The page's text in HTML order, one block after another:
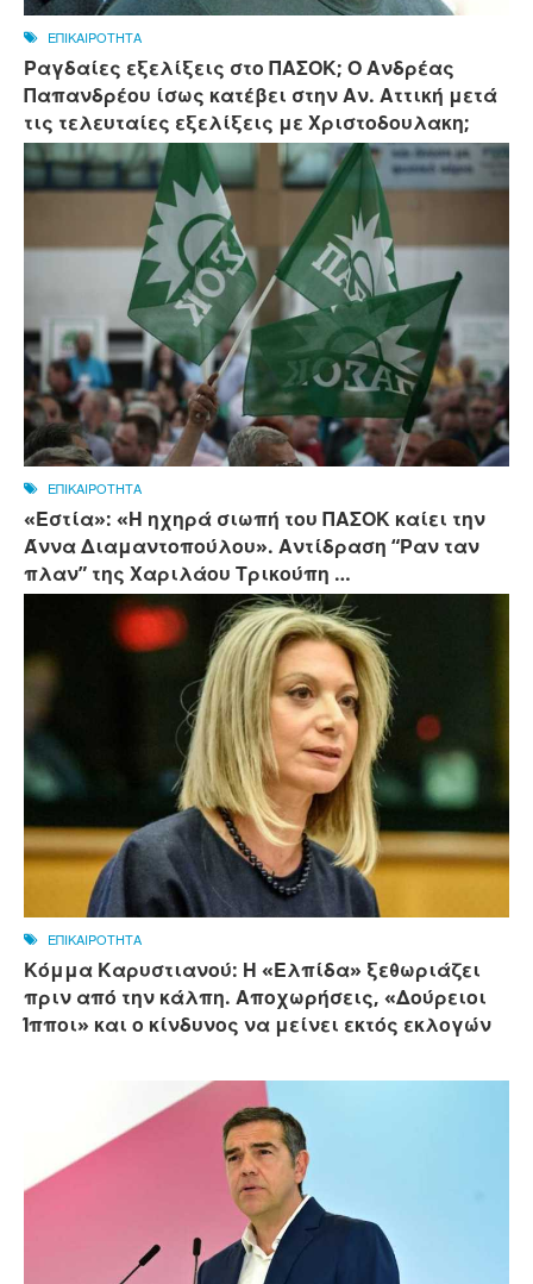
ΕΠΙΚΑΙΡΟΤΗΤΑ
Ραγδαίες εξελίξεις στο ΠΑΣΟΚ; Ο Ανδρέας
Παπανδρέου ίσως κατέβει στην Αν. Αττική μετά
τις τελευταίες εξελίξεις με Χριστοδουλακη;
ΕΠΙΚΑΙΡΟΤΗΤΑ
«Εστία»: «Η ηχηρά σιωπή του ΠΑΣΟΚ καίει την
Άννα Διαμαντοπούλου». Αντίδραση “Ραν ταν
πλαν” της Χαριλάου Τρικούπη …
ΕΠΙΚΑΙΡΟΤΗΤΑ
Κόμμα Καρυστιανού: Η «Ελπίδα» ξεθωριάζει
πριν από την κάλπη. Αποχωρήσεις, «Δούρειοι
Ίπποι» και ο κίνδυνος να μείνει εκτός εκλογών